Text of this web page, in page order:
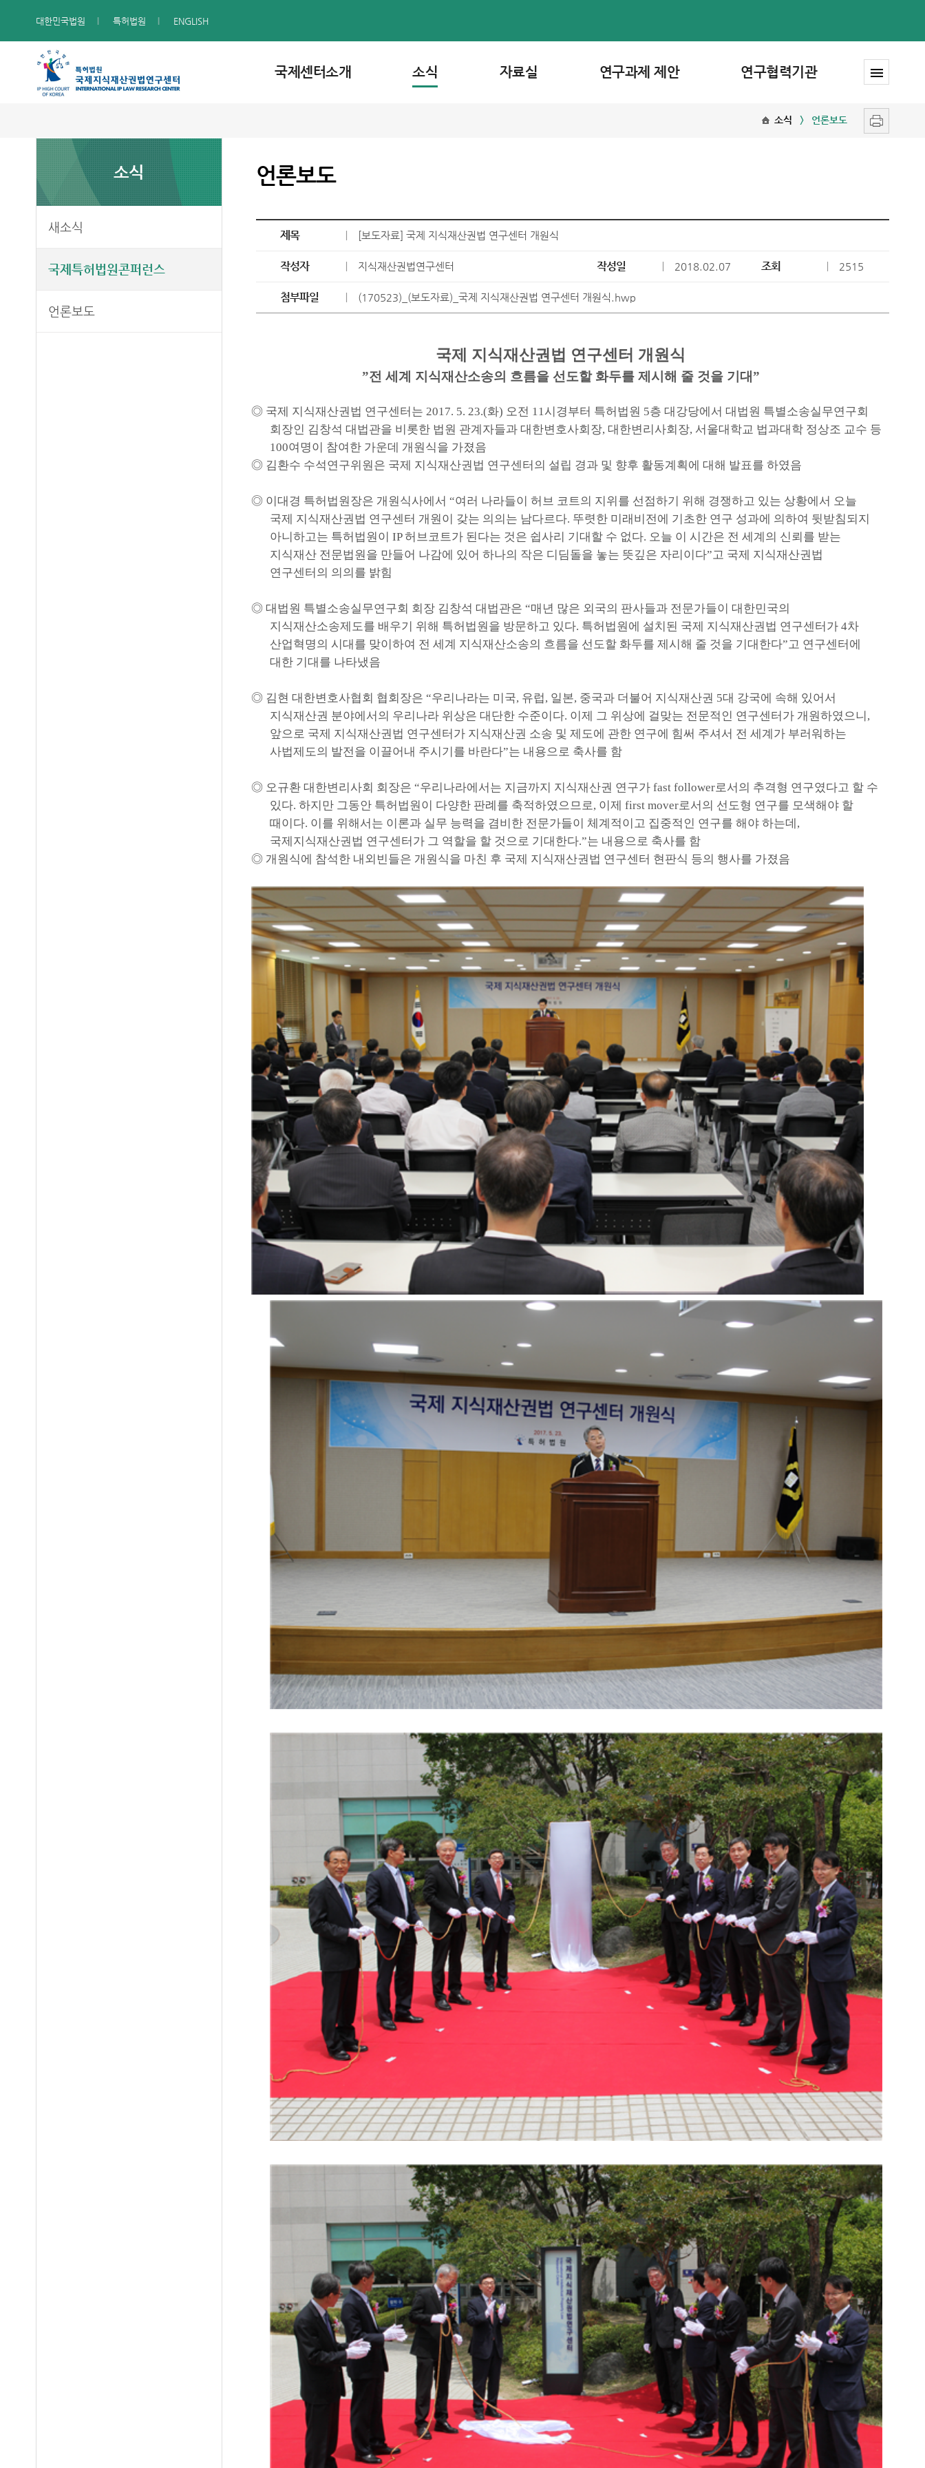
대한민국법원 특허법원 ENGLISH
국제센터소개 소식 자료실 연구과제 제안 연구협력기관
소식 언론보도
소식
새소식
국제특허법원콘퍼런스
언론보도
언론보도
제목 ｜ [보도자료] 국제 지식재산권법 연구센터 개원식
작성자 ｜ 지식재산권법연구센터 작성일 ｜ 2018.02.07 조회 ｜ 2515
첨부파일 ｜ (170523)_(보도자료)_국제 지식재산권법 연구센터 개원식.hwp
국제 지식재산권법 연구센터 개원식
”전 세계 지식재산소송의 흐름을 선도할 화두를 제시해 줄 것을 기대”
◎ 국제 지식재산권법 연구센터는 2017. 5. 23.(화) 오전 11시경부터 특허법원 5층 대강당에서 대법원 특별소송실무연구회
회장인 김창석 대법관을 비롯한 법원 관계자들과 대한변호사회장, 대한변리사회장, 서울대학교 법과대학 정상조 교수 등
100여명이 참여한 가운데 개원식을 가졌음
◎ 김환수 수석연구위원은 국제 지식재산권법 연구센터의 설립 경과 및 향후 활동계획에 대해 발표를 하였음
◎ 이대경 특허법원장은 개원식사에서 “여러 나라들이 허브 코트의 지위를 선점하기 위해 경쟁하고 있는 상황에서 오늘
국제 지식재산권법 연구센터 개원이 갖는 의의는 남다르다. 뚜렷한 미래비전에 기초한 연구 성과에 의하여 뒷받침되지
아니하고는 특허법원이 IP허브코트가 된다는 것은 쉽사리 기대할 수 없다. 오늘 이 시간은 전 세계의 신뢰를 받는
지식재산 전문법원을 만들어 나감에 있어 하나의 작은 디딤돌을 놓는 뜻깊은 자리이다”고 국제 지식재산권법
연구센터의 의의를 밝힘
◎ 대법원 특별소송실무연구회 회장 김창석 대법관은 “매년 많은 외국의 판사들과 전문가들이 대한민국의
지식재산소송제도를 배우기 위해 특허법원을 방문하고 있다. 특허법원에 설치된 국제 지식재산권법 연구센터가 4차
산업혁명의 시대를 맞이하여 전 세계 지식재산소송의 흐름을 선도할 화두를 제시해 줄 것을 기대한다”고 연구센터에
대한 기대를 나타냈음
◎ 김현 대한변호사협회 협회장은 “우리나라는 미국, 유럽, 일본, 중국과 더불어 지식재산권 5대 강국에 속해 있어서
지식재산권 분야에서의 우리나라 위상은 대단한 수준이다. 이제 그 위상에 걸맞는 전문적인 연구센터가 개원하였으니 ,
앞으로 국제 지식재산권법 연구센터가 지식재산권 소송 및 제도에 관한 연구에 힘써 주셔서 전 세계가 부러워하는
사법제도의 발전을 이끌어내 주시기를 바란다”는 내용으로 축사를 함
◎ 오규환 대한변리사회 회장은 “우리나라에서는 지금까지 지식재산권 연구가 fast follower로서의 추격형 연구였다고 할 수
있다. 하지만 그동안 특허법원이 다양한 판례를 축적하였으므로, 이제 first mover로서의 선도형 연구를 모색해야 할
때이다. 이를 위해서는 이론과 실무 능력을 겸비한 전문가들이 체계적이고 집중적인 연구를 해야 하는데 ,
국제지식재산권법 연구센터가 그 역할을 할 것으로 기대한다.”는 내용으로 축사를 함
◎ 개원식에 참석한 내외빈들은 개원식을 마친 후 국제 지식재산권법 연구센터 현판식 등의 행사를 가졌음